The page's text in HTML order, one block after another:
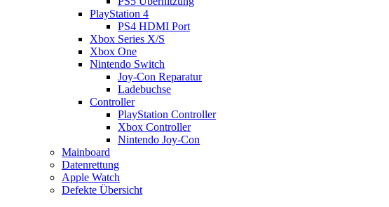
PlayStation 4
PS4 HDMI Port
Xbox Series X/S
Xbox One
Nintendo Switch
Joy-Con Reparatur
Ladebuchse
Controller
PlayStation Controller
Xbox Controller
Nintendo Joy-Con
Mainboard
Datenrettung
Apple Watch
Defekte Übersicht